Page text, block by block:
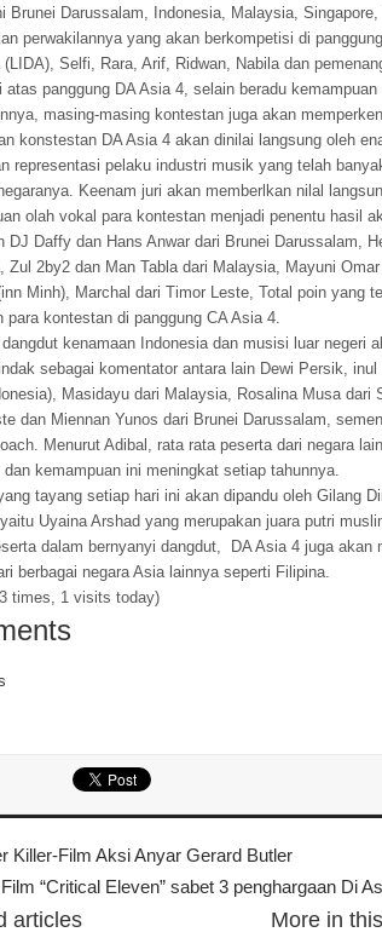
Brunei Darussalam, Indonesia, Malaysia,
perwakilannya yang akan berkompetisi di
(LIDA), Selfi, Rara, Arif, Ridwan, Nabila dan
atas panggung DA Asia 4, selain beradu
masing-masing kontestan juga akan
konstestan DA Asia 4 akan dinilai langsung oleh
representasi pelaku industri musik yang telah
Keenam juri akan memberlkan nilal
olah vokal para kontestan menjadi penentu hasil
DJ Daffy dan Hans Anwar dari Brunei Darussalam,
Zul 2by2 dan Man Tabla dari Malaysia, Mayuni
Minh), Marchal dari Timor Leste, Total poin yang
para kontestan di panggung CA Asia 4.
kenamaan Indonesia dan musisi luar negeri
sebagai komentator antara lain Dewi Persik,
Masidayu dari Malaysia, Rosalina Musa dari
dan Miennan Yunos dari Brunei Darussalam,
Menurut Adibal, rata rata peserta dari negara
dan kemampuan ini meningkat setiap tahunnya.
tayang setiap hari ini akan dipandu oleh Gilang
Uyaina Arshad yang merupakan juara putri
dalam bernyanyi dangdut, DA Asia 4 juga akan
berbagai negara Asia lainnya seperti Filipina.
times, 1 visits today)
Killer-Film Aksi Anyar Gerard Butler
Film “Critical Eleven” sabet 3 penghargaan Di
articles More in